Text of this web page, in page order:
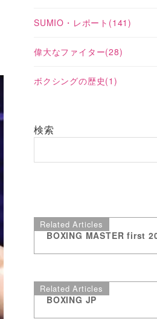
SUMIO・レポート (141)
偉大なファイター(28)
ボクシングの歴史(1)
検索
Related Articles
BOXING MASTER first
Related Articles
BOXING JP